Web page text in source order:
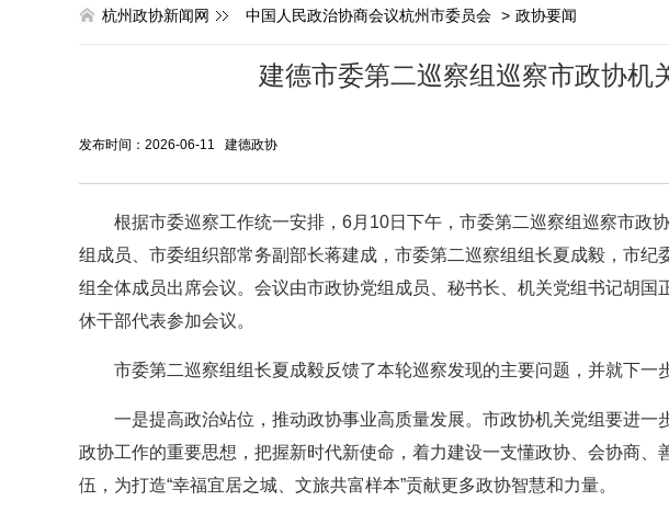
杭州政协新闻网 中国人民政治协商会议杭州市委员会 > 政协要闻
建德市委第二巡察组巡察市政协机
发布时间：2026-06-11 建德政协
根据市委巡察工作统一安排，6月10日下午，市委第二巡察组巡察市政
组成员、市委组织部常务副部长蒋建成，市委第二巡察组组长夏成毅，市
组全体成员出席会议。会议由市政协党组成员、秘书长、机关党组书记胡国
休干部代表参加会议。
市委第二巡察组组长夏成毅反馈了本轮巡察发现的主要问题，并就下一
一是提高政治站位，推动政协事业高质量发展。市政协机关党组要进
政协工作的重要思想，把握新时代新使命，着力建设一支懂政协、会协商、
伍，为打造“幸福宜居之城、文旅共富样本”贡献更多政协智慧和力量。